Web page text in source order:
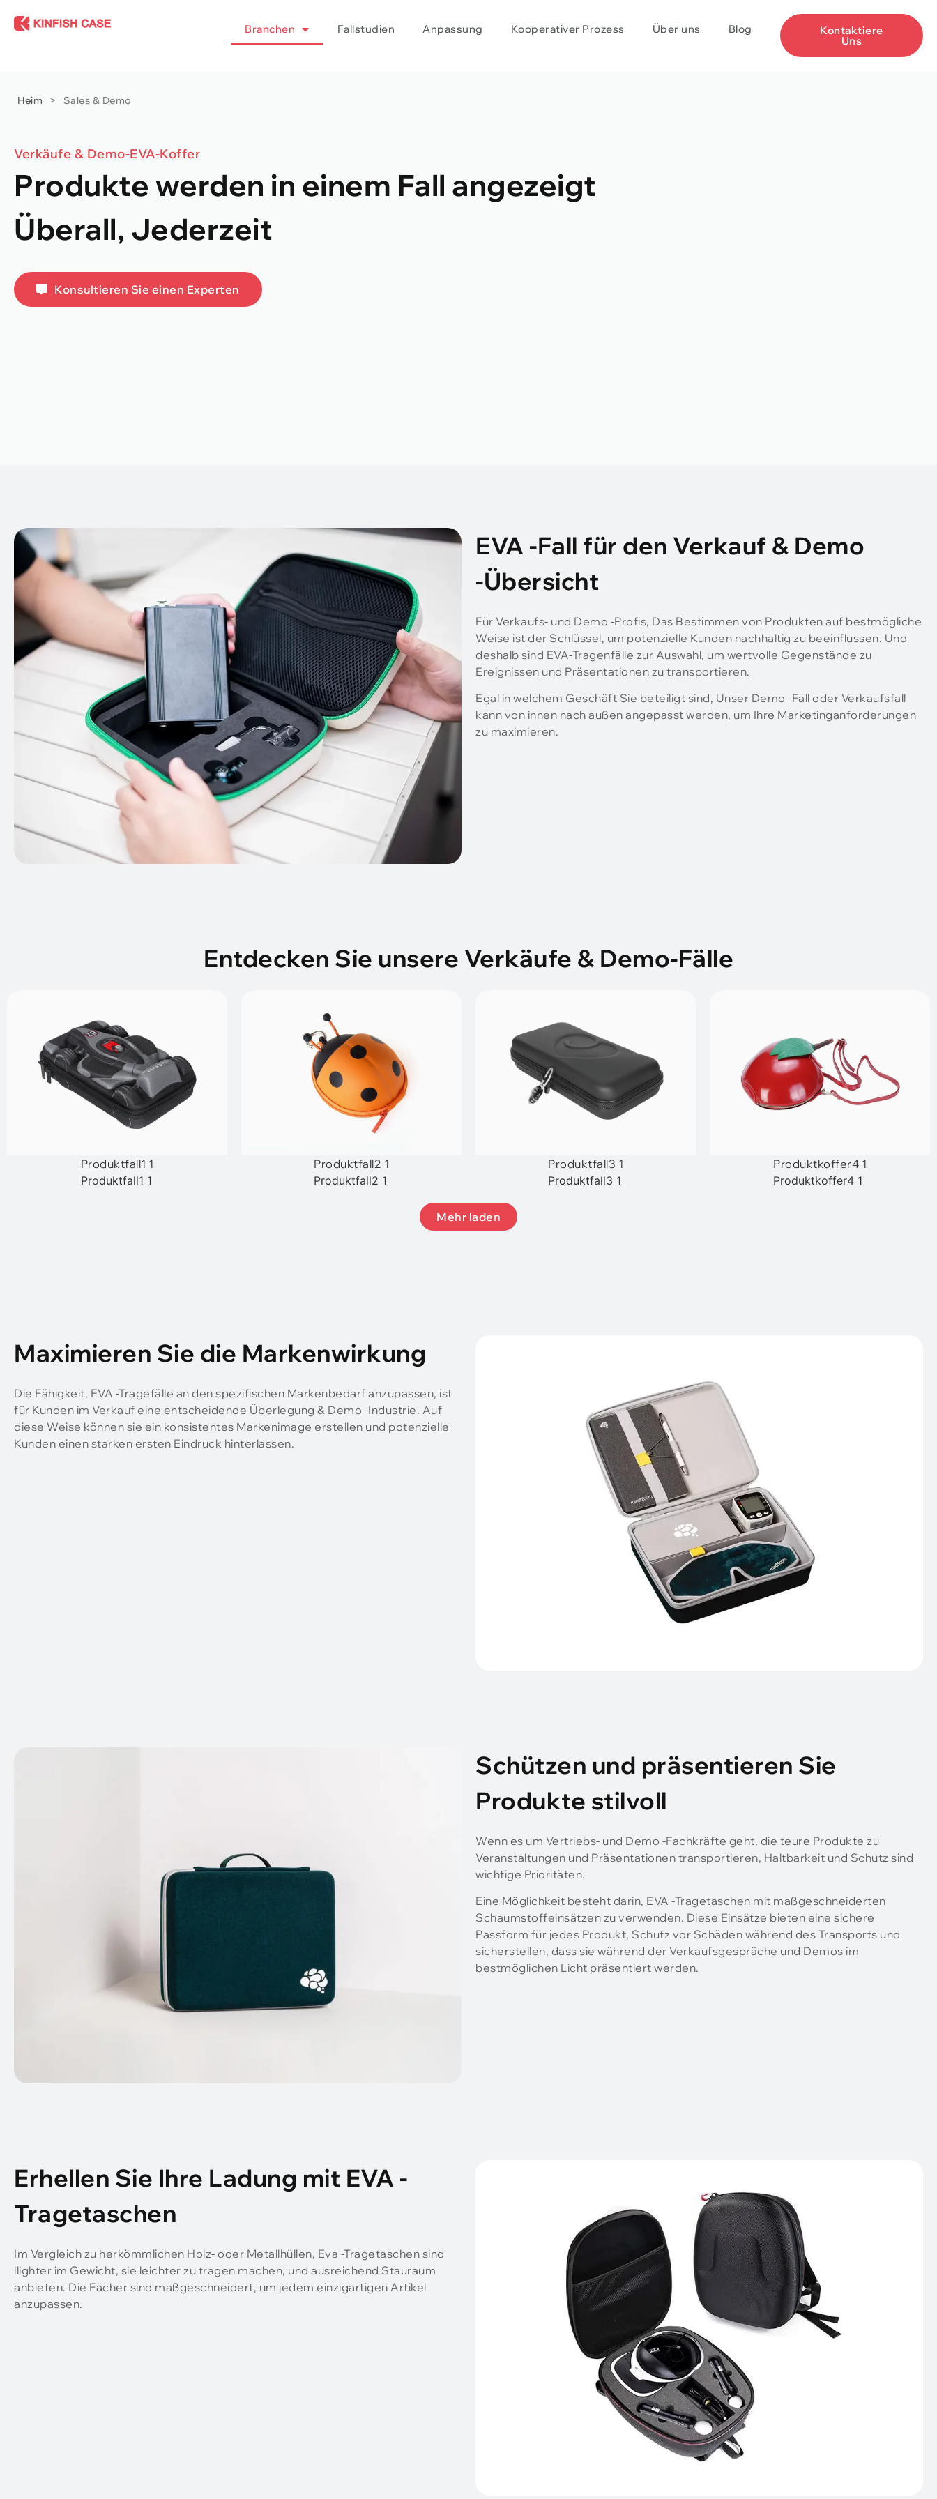
Branchen Fallstudien Anpassung Kooperativer Prozess Über uns Blog Kontaktiere
Uns
Heim > Sales & Demo
Verkäufe & Demo-EVA-Koffer
Produkte werden in einem Fall angezeigt
Überall, Jederzeit
Konsultieren Sie einen Experten
EVA -Fall für den Verkauf & Demo
-Übersicht
Für Verkaufs- und Demo -Profis, Das Bestimmen von Produkten auf bestmögliche
Weise ist der Schlüssel, um potenzielle Kunden nachhaltig zu beeinflussen. Und
deshalb sind EVA-Tragenfälle zur Auswahl, um wertvolle Gegenstände zu
Ereignissen und Präsentationen zu transportieren.
Egal in welchem ​​Geschäft Sie beteiligt sind, Unser Demo -Fall oder Verkaufsfall
kann von innen nach außen angepasst werden, um Ihre Marketinganforderungen
zu maximieren.
Entdecken Sie unsere Verkäufe & Demo-Fälle
Produktfall1 1
Produktfall1 1
Produktfall2 1
Produktfall2 1
Produktfall3 1
Produktfall3 1
Produktkoffer4 1
Produktkoffer4 1
Mehr laden
Maximieren Sie die Markenwirkung
Die Fähigkeit, EVA -Tragefälle an den spezifischen Markenbedarf anzupassen, ist
für Kunden im Verkauf eine entscheidende Überlegung & Demo -Industrie. Auf
diese Weise können sie ein konsistentes Markenimage erstellen und potenzielle
Kunden einen starken ersten Eindruck hinterlassen.
Schützen und präsentieren Sie
Produkte stilvoll
Wenn es um Vertriebs- und Demo -Fachkräfte geht, die teure Produkte zu
Veranstaltungen und Präsentationen transportieren, Haltbarkeit und Schutz sind
wichtige Prioritäten.
Eine Möglichkeit besteht darin, EVA -Tragetaschen mit maßgeschneiderten
Schaumstoffeinsätzen zu verwenden. Diese Einsätze bieten eine sichere
Passform für jedes Produkt, Schutz vor Schäden während des Transports und
sicherstellen, dass sie während der Verkaufsgespräche und Demos im
bestmöglichen Licht präsentiert werden.
Erhellen Sie Ihre Ladung mit EVA -
Tragetaschen
Im Vergleich zu herkömmlichen Holz- oder Metallhüllen, Eva -Tragetaschen sind
llighter im Gewicht, sie leichter zu tragen machen, und ausreichend Stauraum
anbieten. Die Fächer sind maßgeschneidert, um jedem einzigartigen Artikel
anzupassen.